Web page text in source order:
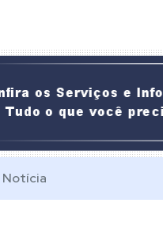
Notícia